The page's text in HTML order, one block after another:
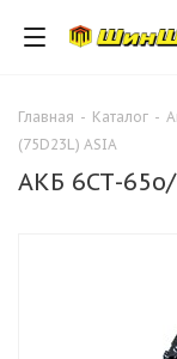
Главная - Каталог -
(75D23L) ASIA
АКБ 6СТ-65о/